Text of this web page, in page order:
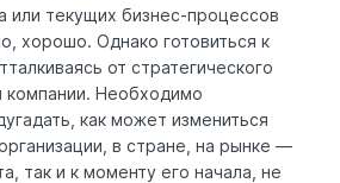
или текущих бизнес-процессов
хорошо. Однако готовиться к
от стратегического
компании. Необходимо
как может измениться
в стране, на рынке —
так и к моменту его начала, не